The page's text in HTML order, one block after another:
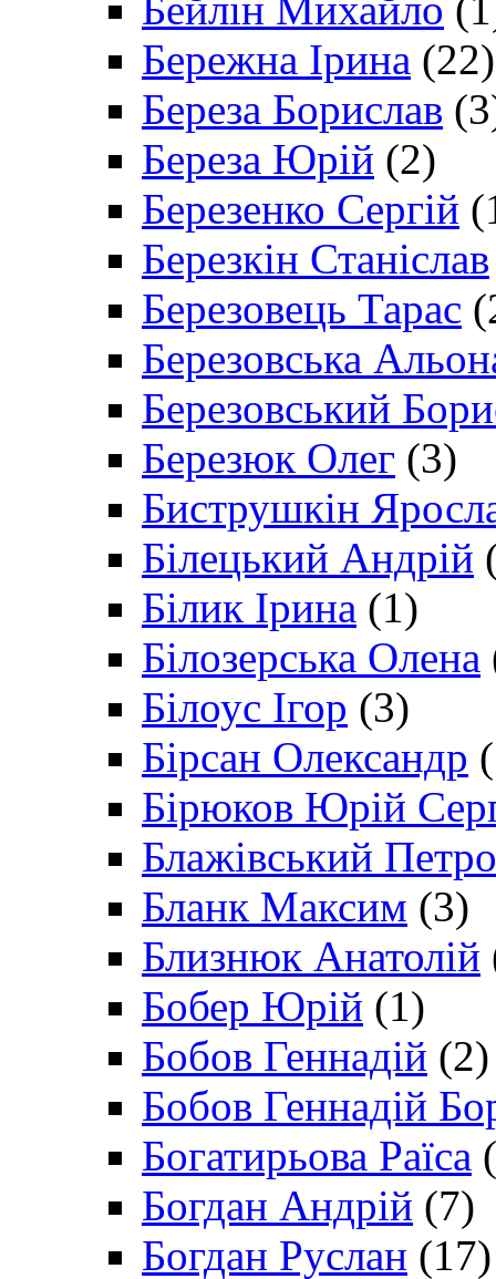
Бережна Ірина (22)
Береза Борислав
Береза Юрій (2)
Березенко Сергій
Березкін Станіслав
Березовець Тарас
Березовська
Березовський
Березюк Олег (3)
Биструшкін
Білецький Андрій
Білик Ірина (1)
Білозерська Олена
Білоус Ігор (3)
Бірсан Олександр
Бірюков Юрій
Блажівський Петро
Бланк Максим (3)
Близнюк Анатолій
Бобер Юрій (1)
Бобов Геннадій (2)
Бобов Геннадій
Богатирьова Раїса
Богдан Андрій (7)
Богдан Руслан (17)